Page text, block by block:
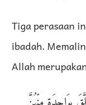
Tiga perasaan
ibadah.
Allah